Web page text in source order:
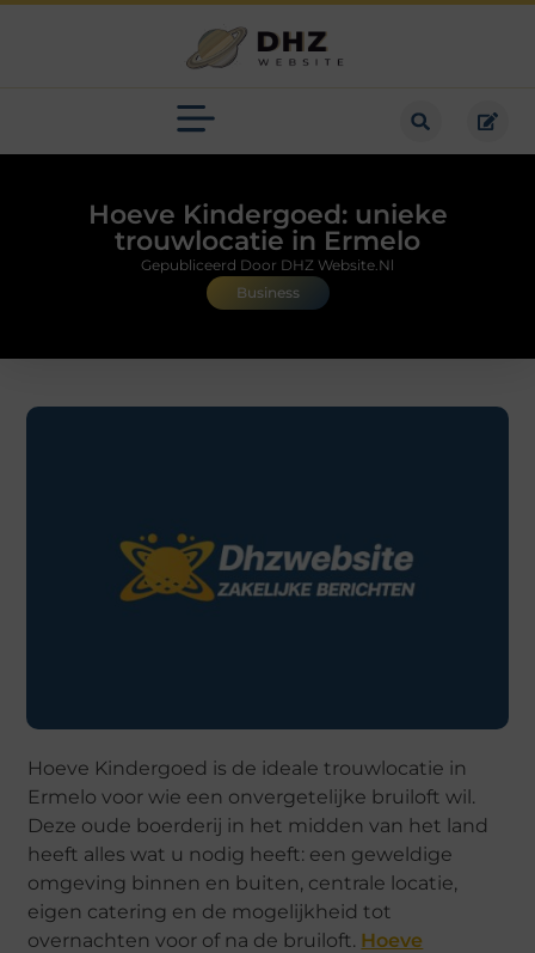
Hoeve Kindergoed: unieke
trouwlocatie in Ermelo
Business
Gepubliceerd Door DHZ Website.nl
Hoeve Kindergoed is de ideale trouwlocatie in
Ermelo voor wie een onvergetelijke bruiloft wil.
Deze oude boerderij in het midden van het land
heeft alles wat u nodig heeft: een geweldige
omgeving binnen en buiten, centrale locatie,
eigen catering en de mogelijkheid tot
overnachten voor of na de bruiloft. Hoeve